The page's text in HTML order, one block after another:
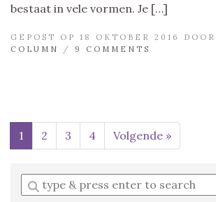
bestaat in vele vormen. Je […]
GEPOST OP 18 OKTOBER 2016 DOOR
COLUMN
/ 9 COMMENTS
1 2 3 4 Volgende »
Enter
a